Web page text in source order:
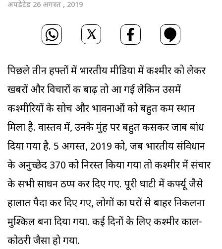
अपडेटेड 26 अगस्त , 2019
पिछले तीन हफ्तों में भारतीय मीडिया में कश्मीर को लेकर
खबरों और विचारों की बाढ़ तो आ गई लेकिन उसमें
कश्मीरियों के सोच और भावनाओं को बहुत कम स्थान
मिला है. वास्तव में, उनके मुंह पर बहुत कसकर जाब बांध
दिया गया है. 5 अगस्त, 2019 को, जब भारतीय संविधान
के अनुच्छेद 370 को निरस्त किया गया तो कश्मीर में संचार
के सभी साधन ठप्प कर दिए गए. पूरी घाटी में कर्फ्यू जैसे
हालात पैदा कर दिए गए, लोगों का घरों से बाहर निकलना
मुश्किल बना दिया गया. कई दिनों के लिए कश्मीर काल-
कोठरी जैसा हो गया.